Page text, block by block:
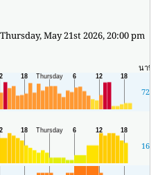
May 21st 2026, 20:00 pm
นาที
72
16